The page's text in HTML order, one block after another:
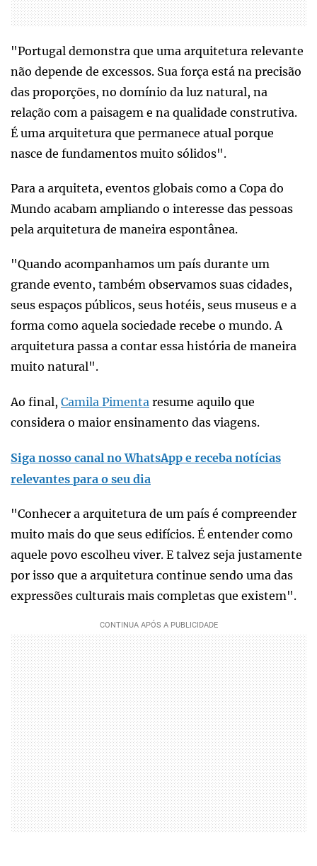
"Portugal demonstra que uma arquitetura relevante
não depende de excessos. Sua força está na precisão
das proporções, no domínio da luz natural, na
relação com a paisagem e na qualidade construtiva.
É uma arquitetura que permanece atual porque
nasce de fundamentos muito sólidos".
Para a arquiteta, eventos globais como a Copa do
Mundo acabam ampliando o interesse das pessoas
pela arquitetura de maneira espontânea.
"Quando acompanhamos um país durante um
grande evento, também observamos suas cidades,
seus espaços públicos, seus hotéis, seus museus e a
forma como aquela sociedade recebe o mundo. A
arquitetura passa a contar essa história de maneira
muito natural".
Ao final, Camila Pimenta resume aquilo que
considera o maior ensinamento das viagens.
Siga nosso canal no WhatsApp e receba notícias
relevantes para o seu dia
"Conhecer a arquitetura de um país é compreender
muito mais do que seus edifícios. É entender como
aquele povo escolheu viver. E talvez seja justamente
por isso que a arquitetura continue sendo uma das
expressões culturais mais completas que existem".